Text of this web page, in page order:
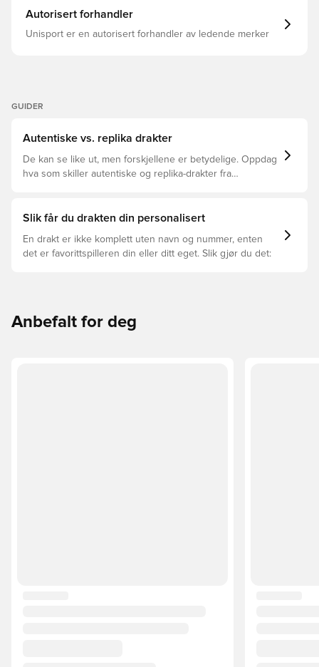
letteste PUMA-fotballtrøyen noensinne Det innovative og
ultralette vevede materialet har en mekanisk konstruert
4-veis strekk, noe som gjør atleten i skjorten raskere og
Autorisert forhandler
Unisport er en autorisert forhandler av ledende merker
GUIDER
Autentiske vs. replika drakter
De kan se like ut, men forskjellene er betydelige. Oppdag
hva som skiller autentiske og replika-drakter fra
Slik får du drakten din personalisert
En drakt er ikke komplett uten navn og nummer, enten
det er favorittspilleren din eller ditt eget. Slik gjør du det:
Anbefalt for deg